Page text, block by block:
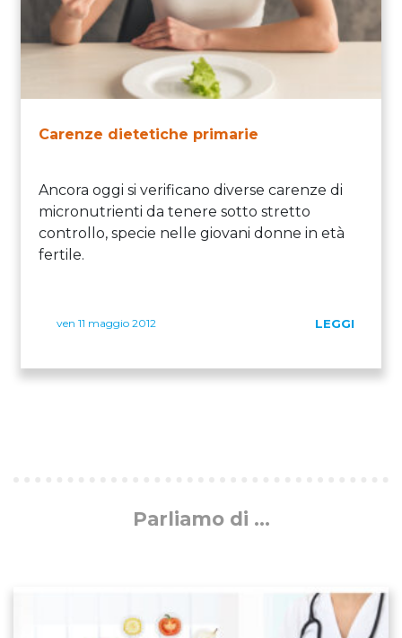
Carenze dietetiche primarie
Ancora oggi si verificano diverse carenze di
micronutrienti da tenere sotto stretto
controllo, specie nelle giovani donne in età
fertile.
ven 11 maggio 2012 LEGGI
Parliamo di ...